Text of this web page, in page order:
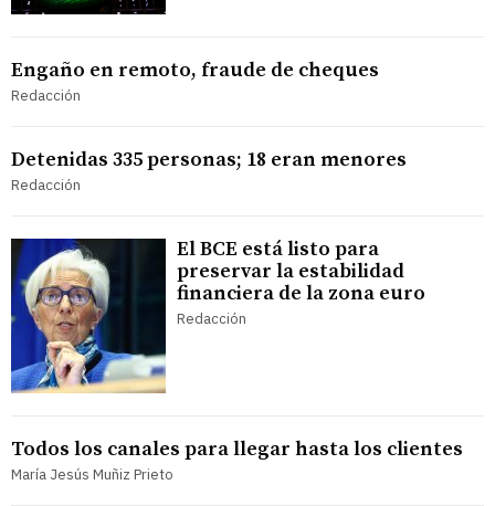
Engaño en remoto, fraude de cheques
Redacción
Detenidas 335 personas; 18 eran menores
Redacción
El BCE está listo para
preservar la estabilidad
financiera de la zona euro
Redacción
Todos los canales para llegar hasta los clientes
María Jesús Muñiz Prieto